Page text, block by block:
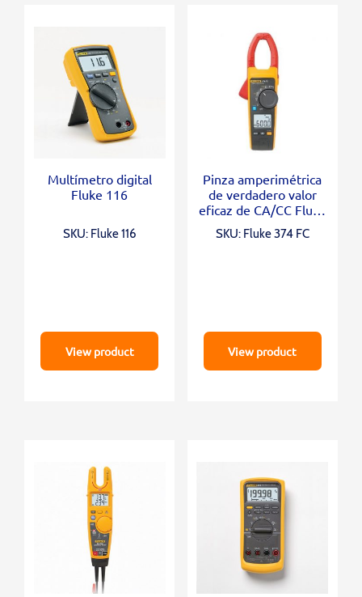
Multímetro digital
Fluke 116
SKU: Fluke 116
View product
Pinza amperimétrica
de verdadero valor
eficaz de CA/CC Fluke
374 FC
SKU: Fluke 374 FC
View product